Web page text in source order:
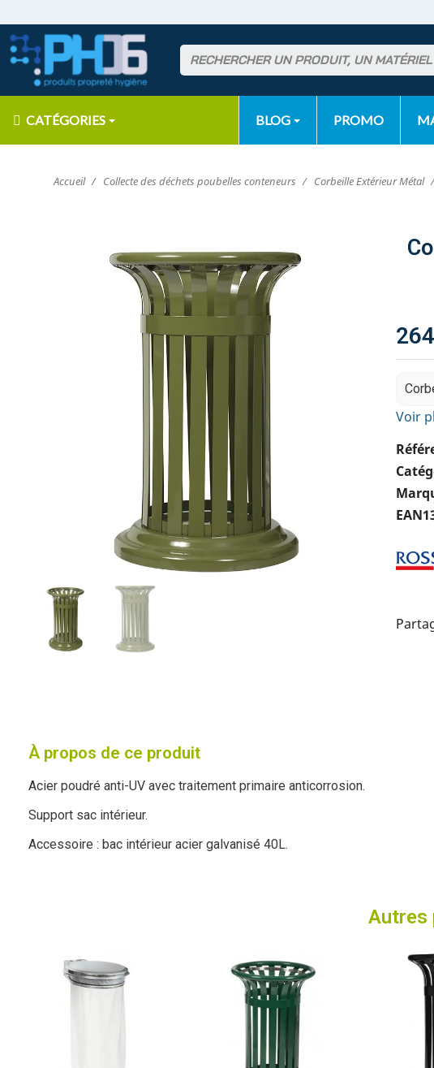
CATÉGORIES BLOG PROMO
Accueil Collecte des déchets poubelles conteneurs Corbeille Extérieur Métal
Voir
À propos de ce produit
Acier poudré anti-UV avec traitement primaire anticorrosion.
Support sac intérieur.
Accessoire : bac intérieur acier galvanisé 40L.
Autres